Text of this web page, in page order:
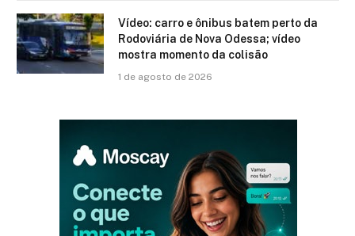
Vídeo: carro e ônibus batem perto da
Rodoviária de Nova Odessa; vídeo
mostra momento da colisão
1 de agosto de 2026